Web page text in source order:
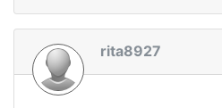
rita8927